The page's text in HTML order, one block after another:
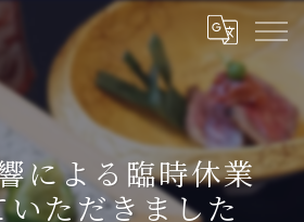
による臨時休業
いただきました